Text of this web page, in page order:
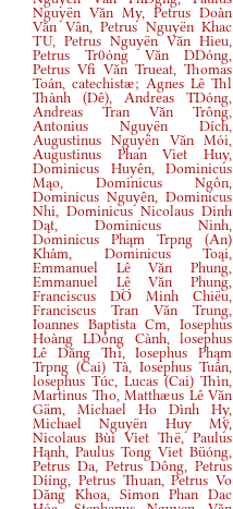
Nguyën Văn My, Petrus Doàn
Văn Vân, Petrus Nguyën Khac
TU, Petrus Nguyën Văn Hieu,
Petrus Tr0óng Văn DDóng,
Petrus Vfi Văn Trueat, Thomas
Toán, catechistæ; Agnes Lê Thl
Thành (Dê), Andreas TDóng,
Andreas Tran Văn Trông,
Antonius Nguyën Dích,
Augustinus Nguyën Văn Mói,
Augustinus Phan Viet Huy,
Dominicus Huyên, Dominicus
Mąo, Dominicus Ngôn,
Dominicus Nguyên, Dominicus
Nhi, Dominicus Nicolaus Dinh
Dąt, Dominicus Ninh,
Dominicus Phąm Trpng (An)
Khåm, Dominicus Toąi,
Emmanuel Lê Văn Phung,
Emmanuel Lê Văn Phung,
Franciscus DÖ Minh Chiëu,
Franciscus Tran Văn Trung,
Ioannes Baptista Cm, Iosephus
Hoàng LDóng Cành, losephus
Lê Dăng Thi, Iosephus Phąm
Trpng (Cai) Tà, Iosephus Tuân,
losephus Túc, Lucas(Cai) Thìn,
Martinus Tho, Matthæus Lê Văn
Gäm, Michael Ho Dình Hy,
Michael Nguyën Huy Mÿ,
Nicolaus Bùi Viet Thë, Paulus
Hąnh, Paulus Tong Viet Büóng,
Petrus Da, Petrus Dông, Petrus
Dííng, Petrus Thuan, Petrus Vo
Dăng Khoa, Simon Phan Dac